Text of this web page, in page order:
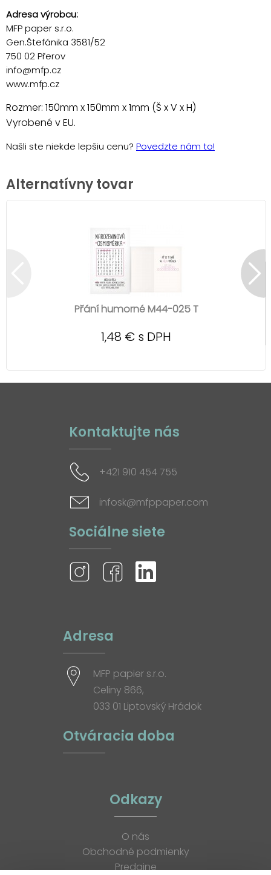
Adresa výrobcu:
MFP paper s.r.o.
Gen.Štefánika 3581/52
750 02 Přerov
info@mfp.cz
www.mfp.cz
Rozmer: 150mm x 150mm x 1mm (Š x V x H)
Vyrobené v EU.
Našli ste niekde lepšiu cenu? Povedzte nám to!
Alternatívny tovar
Přání humorné M44-025 T
1,48 € s DPH
Kontaktujte nás
+421 910 454 755
infosk@mfppaper.com
Sociálne siete
Adresa
MFP papier s.r.o.
Celiny 866,
033 01 Liptovský Hrádok
Otváracia doba
Odkazy
O nás
Obchodné podmienky
Predajne